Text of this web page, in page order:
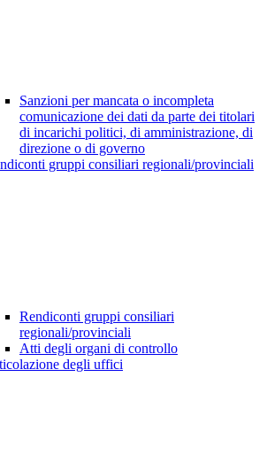
Sanzioni per mancata o incompleta
comunicazione dei dati da parte dei titolari
di incarichi politici, di amministrazione, di
direzione o di governo
gruppi consiliari regionali/provinciali
Rendiconti gruppi consiliari
regionali/provinciali
Atti degli organi di controllo
degli uffici